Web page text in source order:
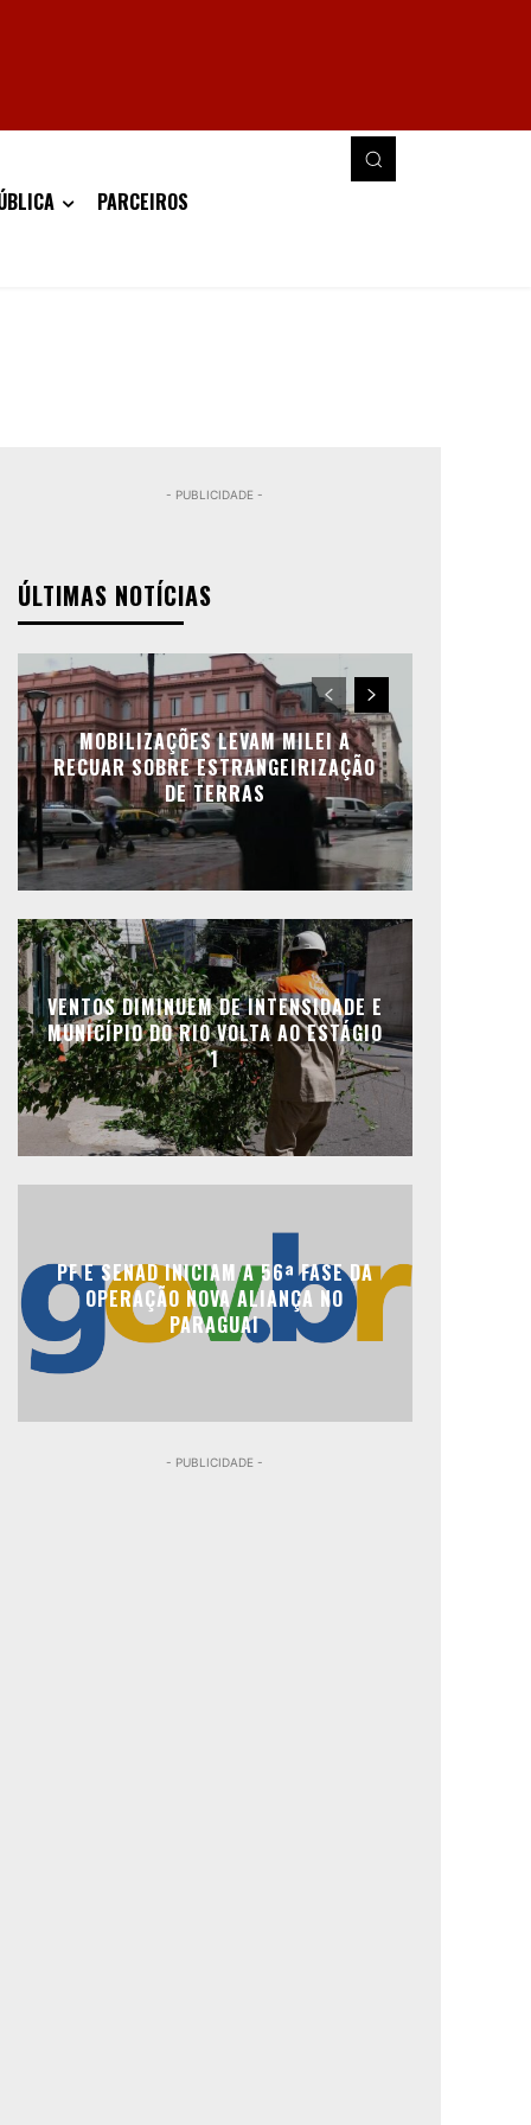
PARCEIROS
- PUBLICIDADE -
ÚLTIMAS NOTÍCIAS
MOBILIZAÇÕES LEVAM MILEI A
RECUAR SOBRE ESTRANGEIRIZAÇÃO
DE TERRAS
VENTOS DIMINUEM DE INTENSIDADE E
MUNICÍPIO DO RIO VOLTA AO ESTÁGIO
1
PF E SENAD INICIAM A 56ª FASE DA
OPERAÇÃO NOVA ALIANÇA NO
PARAGUAI
- PUBLICIDADE -